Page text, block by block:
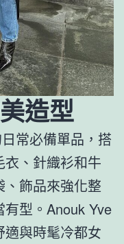
造型
常必備單品，搭
、針織衫和牛
飾品來強化整
型。Anouk Yve
與時髦冷都女